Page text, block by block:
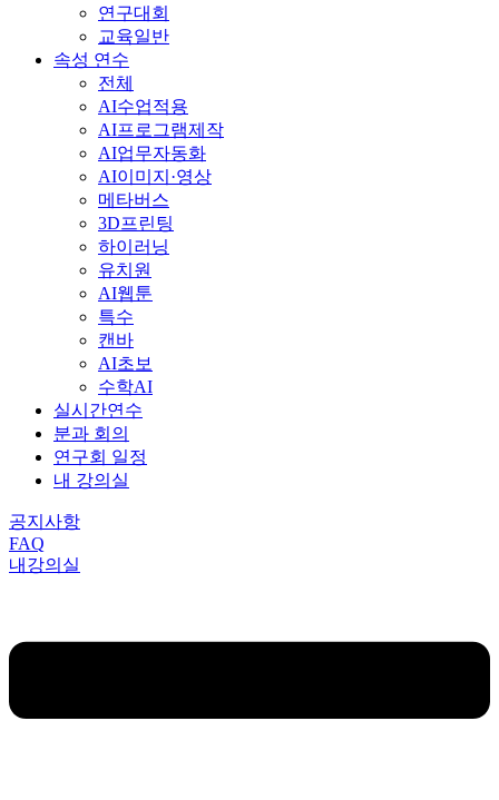
연구대회
교육일반
속성 연수
전체
AI수업적용
AI프로그램제작
AI업무자동화
AI이미지·영상
메타버스
3D프린팅
하이러닝
유치원
AI웹툰
특수
캔바
AI초보
수학AI
실시간연수
분과 회의
연구회 일정
내 강의실
공지사항
FAQ
내강의실